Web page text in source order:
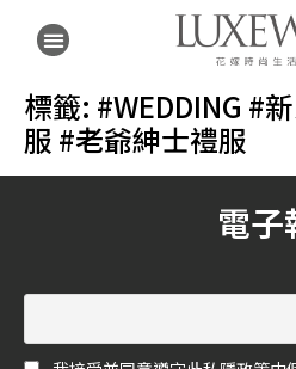
標籤: #WEDDING #
服 #老爺紳士禮服
電子